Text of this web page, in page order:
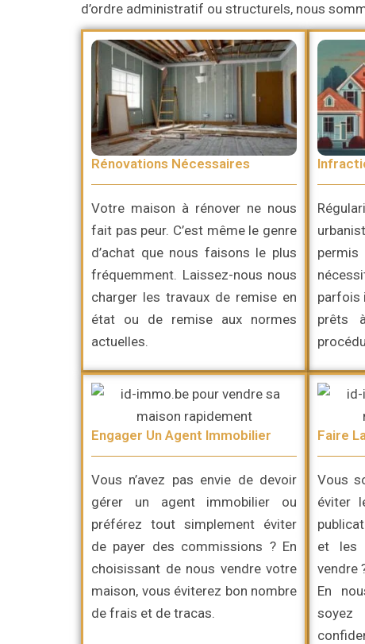
d’ordre administratif ou structurels, nous
parfois
prêts
Rénovations Nécessaires
Votre maison à rénover ne nous
fait pas peur. C’est même le genre
d’achat que nous faisons le plus
fréquemment. Laissez-nous nous
charger les travaux de remise en
état ou de remise aux normes
actuelles.
Faire
Vous
éviter
et les
vendre
En
Engager Un Agent Immobilier
Vous n’avez pas envie de devoir
gérer un agent immobilier ou
préférez tout simplement éviter
de payer des commissions ? En
choisissant de nous vendre votre
maison, vous éviterez bon nombre
de frais et de tracas.